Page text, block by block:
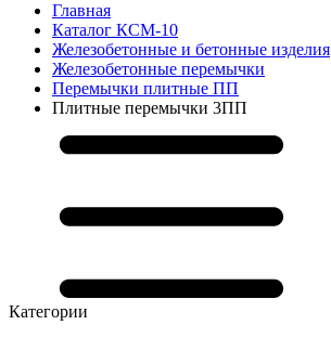
Главная
Каталог КСМ-10
Железобетонные и бетонные изделия
Железобетонные перемычки
Перемычки плитные ПП
Плитные перемычки 3ПП
Категории